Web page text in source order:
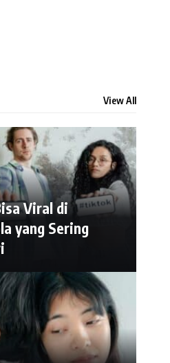
View All
Viral di
yang Sering